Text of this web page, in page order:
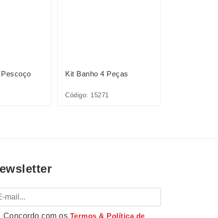
Kit Banho 4 Peças
Código: 15271
Concordo com os Termos & Política de